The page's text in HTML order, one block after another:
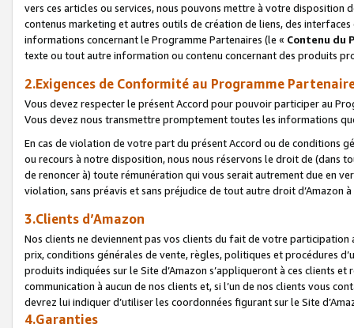
vers ces articles ou services, nous pouvons mettre à votre disposition
contenus marketing et autres outils de création de liens, des
informations concernant le Programme Partenaires (le « Contenu du
texte ou tout autre information ou contenu concernant des produits
2.Exigences de Conformité au Programme
Vous devez respecter le présent Accord pour pouvoir participer au
Vous devez nous transmettre promptement toutes les informations
En cas de violation de votre part du présent Accord ou de conditions
ou recours à notre disposition, nous nous réservons le droit de (dans
de renoncer à) toute rémunération qui vous serait autrement due en
violation, sans préavis et sans préjudice de tout autre droit
3.Clients d’Amazon
Nos clients ne deviennent pas vos clients du fait de votre
prix, conditions générales de vente, règles, politiques et procédures
produits indiquées sur le Site d’Amazon s’appliqueront à ces clients
communication à aucun de nos clients et, si l’un de nos clients vous
devrez lui indiquer d’utiliser les coordonnées figurant sur le Site
4.Garanties